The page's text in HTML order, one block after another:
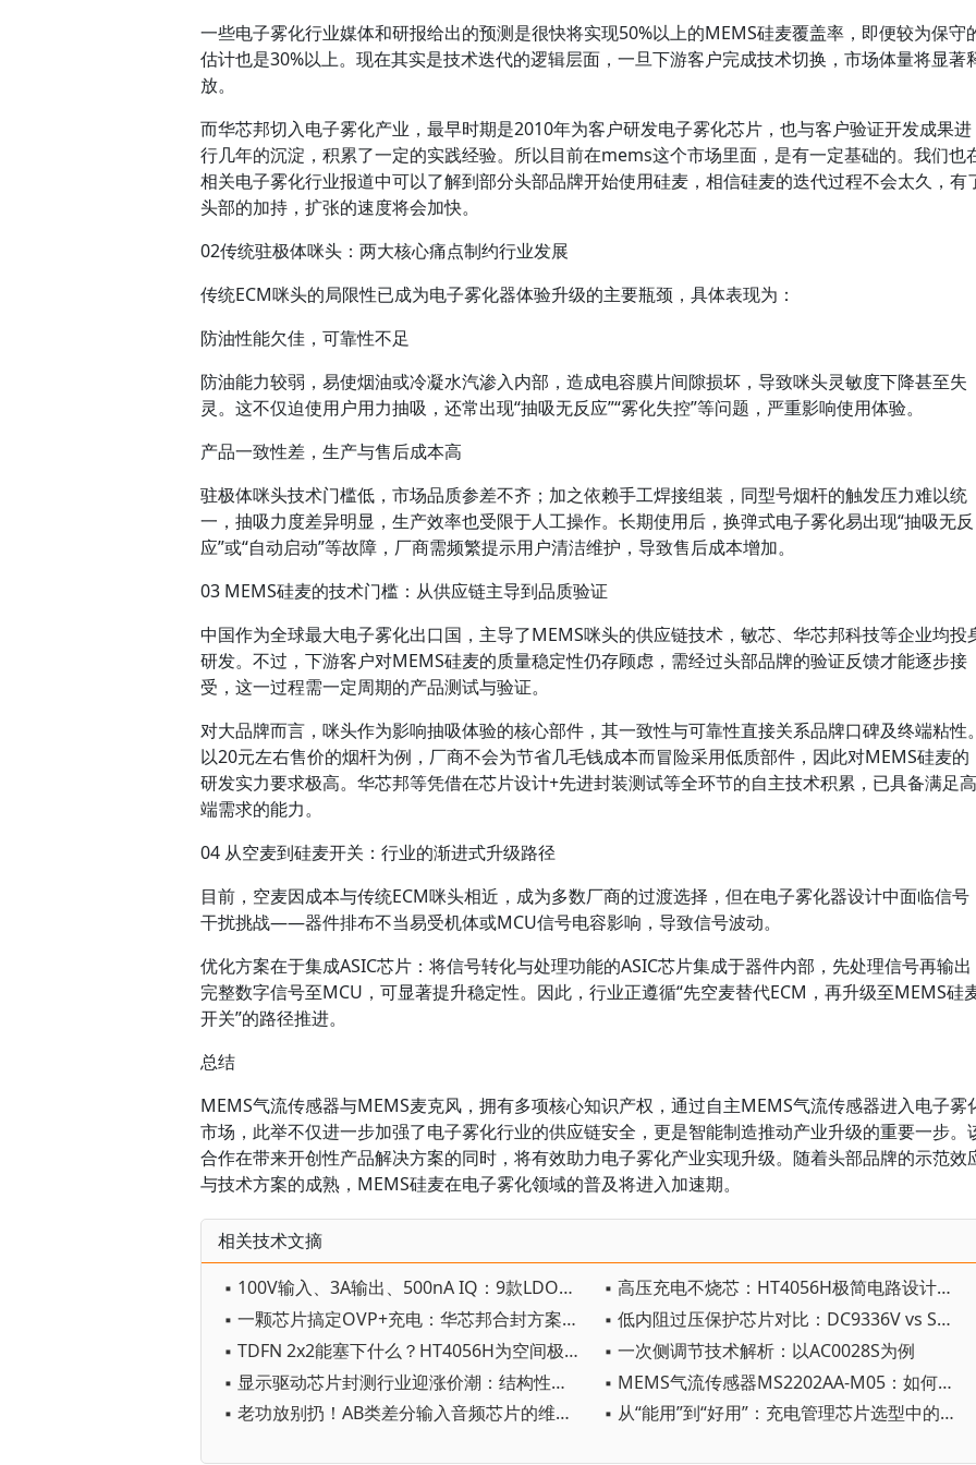
一些电子雾化行业媒体和研报给出的预测是很快将实现50%以上的MEMS硅麦覆盖率，即便较为保守
估计也是30%以上。现在其实是技术迭代的逻辑层面，一旦下游客户完成技术切换，市场体量将显著
放。
而华芯邦切入电子雾化产业，最早时期是2010年为客户研发电子雾化芯片，也与客户验证开发成果进
行几年的沉淀，积累了一定的实践经验。所以目前在mems这个市场里面，是有一定基础的。我们也
相关电子雾化行业报道中可以了解到部分头部品牌开始使用硅麦，相信硅麦的迭代过程不会太久，有
头部的加持，扩张的速度将会加快。
02传统驻极体咪头：两大核心痛点制约行业发展
传统ECM咪头的局限性已成为电子雾化器体验升级的主要瓶颈，具体表现为：
防油性能欠佳，可靠性不足
防油能力较弱，易使烟油或冷凝水汽渗入内部，造成电容膜片间隙损坏，导致咪头灵敏度下降甚至失
灵。这不仅迫使用户用力抽吸，还常出现“抽吸无反应”“雾化失控”等问题，严重影响使用体验。
产品一致性差，生产与售后成本高
驻极体咪头技术门槛低，市场品质参差不齐；加之依赖手工焊接组装，同型号烟杆的触发压力难以统
一，抽吸力度差异明显，生产效率也受限于人工操作。长期使用后，换弹式电子雾化易出现“抽吸无反
应”或“自动启动”等故障，厂商需频繁提示用户清洁维护，导致售后成本增加。
03 MEMS硅麦的技术门槛：从供应链主导到品质验证
中国作为全球最大电子雾化出口国，主导了MEMS咪头的供应链技术，敏芯、华芯邦科技等企业均投
研发。不过，下游客户对MEMS硅麦的质量稳定性仍存顾虑，需经过头部品牌的验证反馈才能逐步接
受，这一过程需一定周期的产品测试与验证。
对大品牌而言，咪头作为影响抽吸体验的核心部件，其一致性与可靠性直接关系品牌口碑及终端粘性。
以20元左右售价的烟杆为例，厂商不会为节省几毛钱成本而冒险采用低质部件，因此对MEMS硅麦的
研发实力要求极高。华芯邦等凭借在芯片设计+先进封装测试等全环节的自主技术积累，已具备满足高
端需求的能力。
04 从空麦到硅麦开关：行业的渐进式升级路径
目前，空麦因成本与传统ECM咪头相近，成为多数厂商的过渡选择，但在电子雾化器设计中面临信号
干扰挑战——器件排布不当易受机体或MCU信号电容影响，导致信号波动。
优化方案在于集成ASIC芯片：将信号转化与处理功能的ASIC芯片集成于器件内部，先处理信号再输出
完整数字信号至MCU，可显著提升稳定性。因此，行业正遵循“先空麦替代ECM，再升级至MEMS硅
开关”的路径推进。
总结
MEMS气流传感器与MEMS麦克风，拥有多项核心知识产权，通过自主MEMS气流传感器进入电子雾
市场，此举不仅进一步加强了电子雾化行业的供应链安全，更是智能制造推动产业升级的重要一步。
合作在带来开创性产品解决方案的同时，将有效助力电子雾化产业实现升级。随着头部品牌的示范效
与技术方案的成熟，MEMS硅麦在电子雾化领域的普及将进入加速期。
相关技术文摘
▪ 100V输入、3A输出、500nA IQ：9款LDO怎么选？
▪ 高压充电不烧芯：HT4056H极简电路设计分享
▪ 一颗芯片搞定OVP+充电：华芯邦合封方案让PCB面积省30%
▪ 低内阻过压保护芯片对比：DC9336V vs SGM4062/MAX4864，250mΩ导通电阻优势
▪ TDFN 2x2能塞下什么？HT4056H为空间极限产品提供高压充电“保险丝”
▪ 一次侧调节技术解析：以AC0028S为例
▪ 显示驱动芯片封测行业迎涨价潮：结构性缺芯与贵金属通胀双重驱动
▪ MEMS气流传感器MS2202AA-M05：如何用一颗芯片重构雾化设备的交互逻辑？
▪ 老功放别扔！AB类差分输入音频芯片的维修价值与保养技巧
▪ 从“能用”到“好用”：充电管理芯片选型中的5个关键细节